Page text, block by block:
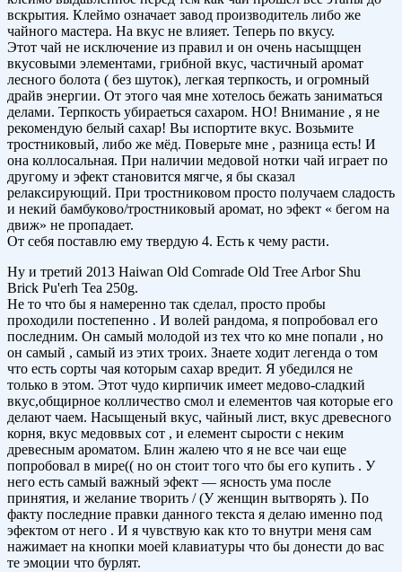
вскрытия. Клеймо означает завод производитель либо же
чайного мастера. На вкус не влияет. Теперь по вкусу.
Этот чай не исключение из правил и он очень насыщщен
вкусовыми элементами, грибной вкус, частичный аромат
лесного болота ( без шуток), легкая терпкость, и огромный
драйв энергии. От этого чая мне хотелось бежать заниматься
делами. Терпкость убираеться сахаром. НО! Внимание , я не
рекомендую белый сахар! Вы испортите вкус. Возьмите
тростниковый, либо же мёд. Поверьте мне , разница есть! И
она коллосальная. При наличии медовой нотки чай играет по
другому и эфект становится мягче, я бы сказал
релаксирующий. При тростниковом просто получаем сладость
и некий бамбуково/тростниковый аромат, но эфект « бегом на
движ» не пропадает.
От себя поставлю ему твердую 4. Есть к чему расти.
Ну и третий 2013 Haiwan Old Comrade Old Tree Arbor Shu
Brick Pu'erh Tea 250g.
Не то что бы я намеренно так сделал, просто пробы
проходили постепенно . И волей рандома, я попробовал его
последним. Он самый молодой из тех что ко мне попали , но
он самый , самый из этих троих. Знаете ходит легенда о том
что есть сорты чая которым сахар вредит. Я убедился не
только в этом. Этот чудо кирпичик имеет медово-сладкий
вкус,общирное колличество смол и елементов чая которые его
делают чаем. Насыщеный вкус, чайный лист, вкус древесного
корня, вкус медоввых сот , и елемент сырости с неким
древесным ароматом. Блин жалею что я не все чаи еще
попробовал в мире(( но он стоит того что бы его купить . У
него есть самый важный эфект — ясность ума после
принятия, и желание творить / (У женщин вытворять ). По
факту последние правки данного текста я делаю именно под
эфектом от него . И я чувствую как кто то внутри меня сам
нажимает на кнопки моей клавиатуры что бы донести до вас
те эмоции что бурлят.